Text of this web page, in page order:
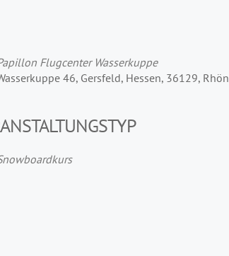
Flugcenter Wasserkuppe
46, Gersfeld, Hessen, 36129, Rhön